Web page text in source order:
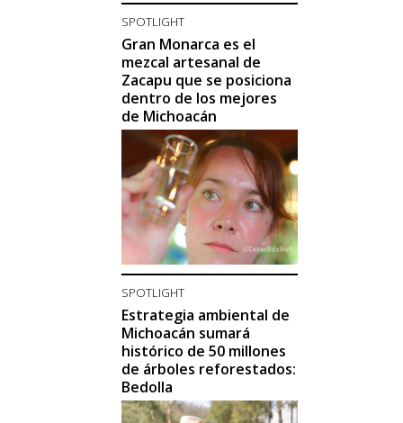
SPOTLIGHT
Gran Monarca es el
mezcal artesanal de
Zacapu que se posiciona
dentro de los mejores
de Michoacán
SPOTLIGHT
Estrategia ambiental de
Michoacán sumará
histórico de 50 millones
de árboles reforestados:
Bedolla